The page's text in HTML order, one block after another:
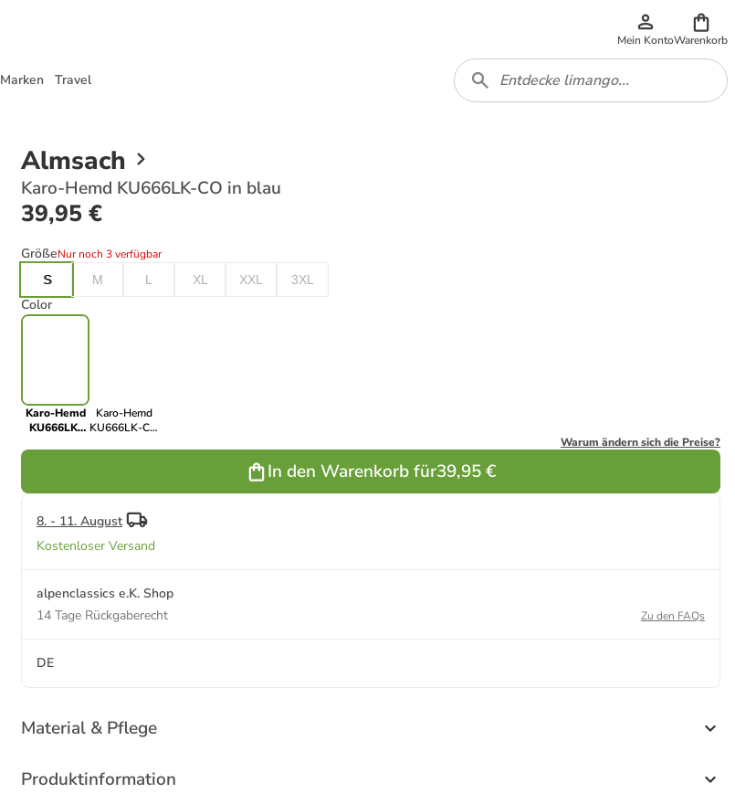
Mein KontoWarenkorb
Marken Travel
Almsach
Karo-Hemd KU666LK-CO in blau
39,95 €
GrößeNur noch 3 verfügbar
S
M L XL XXL 3XL
Color
Karo-Hemd
KU666LK-
Karo-Hemd
KU666LK-CO
Warum ändern sich die Preise?
In den Warenkorb für39,95 €
8. - 11. August
Kostenloser Versand
alpenclassics e.K. Shop
14 Tage Rückgaberecht
Zu den FAQs
DE
Material & Pflege
Produktinformation